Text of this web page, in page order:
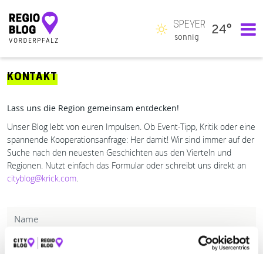
Hauptnavigation
SPEYER
sonnig
24°
KONTAKT
Lass uns die Region gemeinsam entdecken!
Unser Blog lebt von euren Impulsen. Ob Event-Tipp, Kritik oder eine
spannende Kooperationsanfrage: Her damit! Wir sind immer auf der
Suche nach den neuesten Geschichten aus den Vierteln und
Regionen. Nutzt einfach das Formular oder schreibt uns direkt an
cityblog@krick.com.